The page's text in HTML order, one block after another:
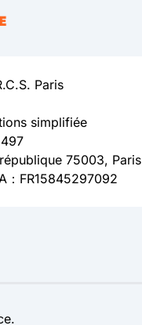
Paris
simplifiée
75003, Paris
：FR15845297092